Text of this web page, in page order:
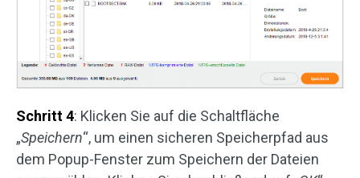
Schritt 4: Klicken Sie auf die Schaltfläche
„Speichern“, um einen sicheren Speicherpfad aus
dem Popup-Fenster zum Speichern der Dateien